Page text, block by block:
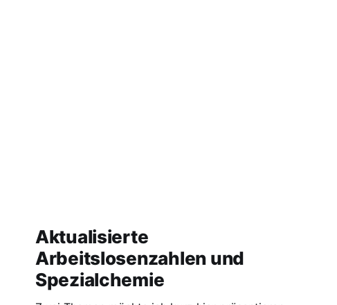
Aktualisierte
Arbeitslosenzahlen und
Spezialchemie